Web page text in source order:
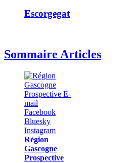
Escorgegat
Sommaire Articles
Région
Gascogne
Prospective